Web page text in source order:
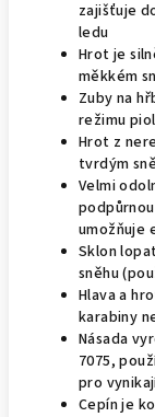
zajišťuje
ledu
Hrot je
měkkém
Zuby na
režimu
Hrot z
tvrdým
Velmi
umožňuje
Sklon
sněhu
Hlava a
karabiny
Násada
7075,
pro
Cepín je